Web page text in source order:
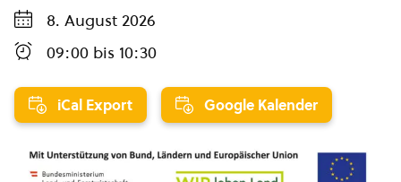
8. August 2026
09:00 bis 10:30
iCal Export Google Kalender